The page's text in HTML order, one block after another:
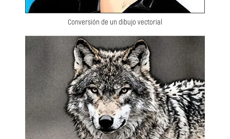
Conversión de un dibujo vectorial